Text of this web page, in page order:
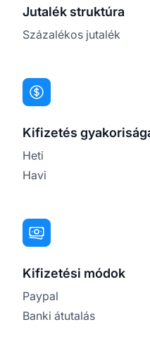
Jutalék struktúra
Százalékos jutalék
Kifizetés
Heti
Havi
Kifizetési módok
Paypal
Banki átutalás